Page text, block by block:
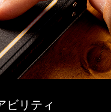
ビリティ